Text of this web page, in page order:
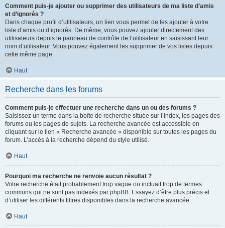
Comment puis-je ajouter ou supprimer des utilisateurs de ma liste d’amis
et d’ignorés ?
Dans chaque profil d’utilisateurs, un lien vous permet de les ajouter à votre
liste d’amis ou d’ignorés. De même, vous pouvez ajouter directement des
utilisateurs depuis le panneau de contrôle de l’utilisateur en saisissant leur
nom d’utilisateur. Vous pouvez également les supprimer de vos listes depuis
cette même page.
Haut
Recherche dans les forums
Comment puis-je effectuer une recherche dans un ou des forums ?
Saisissez un terme dans la boîte de recherche située sur l’index, les pages des
forums ou les pages de sujets. La recherche avancée est accessible en
cliquant sur le lien « Recherche avancée » disponible sur toutes les pages du
forum. L’accès à la recherche dépend du style utilisé.
Haut
Pourquoi ma recherche ne renvoie aucun résultat ?
Votre recherche était probablement trop vague ou incluait trop de termes
communs qui ne sont pas indexés par phpBB. Essayez d’être plus précis et
d’utiliser les différents filtres disponibles dans la recherche avancée.
Haut